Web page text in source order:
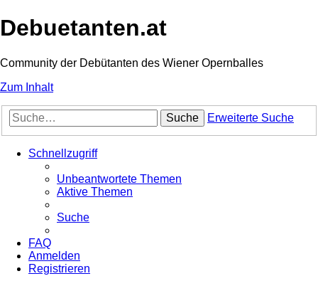
Debuetanten.at
Community der Debütanten des Wiener Opernballes
Zum Inhalt
Suche Erweiterte Suche
Schnellzugriff
Unbeantwortete Themen
Aktive Themen
Suche
FAQ
Anmelden
Registrieren